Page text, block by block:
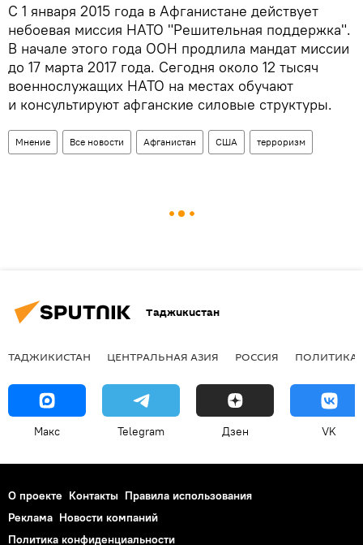
С 1 января 2015 года в Афганистане действует
небоевая миссия НАТО "Решительная поддержка".
В начале этого года ООН продлила мандат миссии
до 17 марта 2017 года. Сегодня около 12 тысяч
военнослужащих НАТО на местах обучают
и консультируют афганские силовые структуры.
Мнение Все новости Афганистан США терроризм
Таджикистан
ТАДЖИКИСТАН ЦЕНТРАЛЬНАЯ АЗИЯ РОССИЯ ПОЛИТИКА
Макс Telegram Дзен VK
О проекте Контакты Правила использования
Реклама Новости компаний
Политика конфиденциальности